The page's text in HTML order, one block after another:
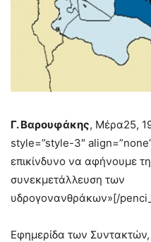
Γ. Βαρουφάκης, Μέρα25,
style=”style-3″
επικίνδυνο να αφήνουμε
συνεκμετάλλευση των
υδρογονανθράκων»[/
Εφημερίδα των Συντακτών,